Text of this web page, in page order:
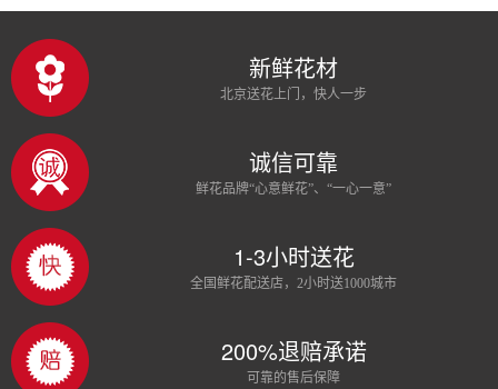
新鲜花材
北京送花上门，快人一步
诚信可靠
鲜花品牌“心意鲜花”、“一心一意”
1-3小时送花
全国鲜花配送店，2小时送1000城市
200%退赔承诺
可靠的售后保障